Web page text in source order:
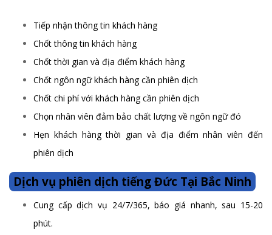
Tiếp nhận thông tin khách hàng
Chốt thông tin khách hàng
Chốt thời gian và địa điểm khách hàng
Chốt ngôn ngữ khách hàng cần phiên dịch
Chốt chi phí với khách hàng cần phiên dịch
Chọn nhân viên đảm bảo chất lượng về ngôn ngữ đó
Hẹn khách hàng thời gian và địa điểm nhân viên đến
phiên dịch
Dịch vụ phiên dịch tiếng Đức Tại Bắc Ninh
Cung cấp dịch vụ 24/7/365, báo giá nhanh, sau 15-20
phút.